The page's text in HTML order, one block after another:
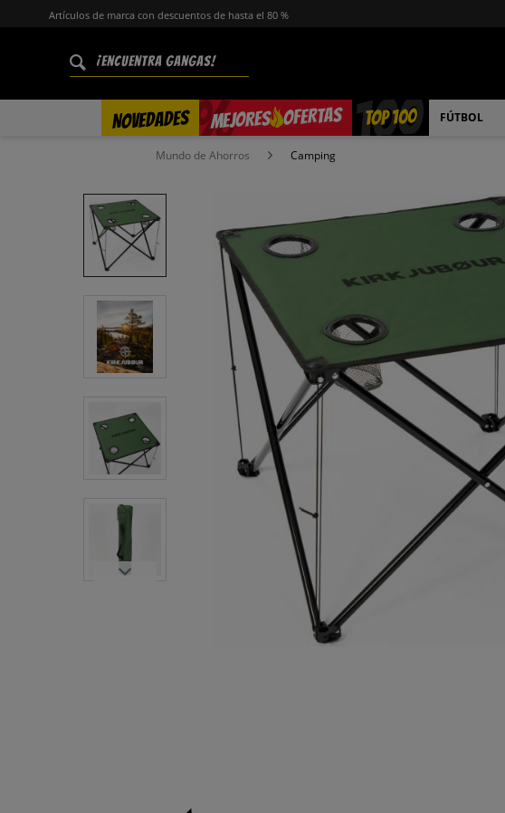
Artículos de marca con descuentos de hasta el 80 %
NOVEDADES MEJORES OFERTAS
% TOP 100 FÚTBOL
Mundo de Ahorros Camping